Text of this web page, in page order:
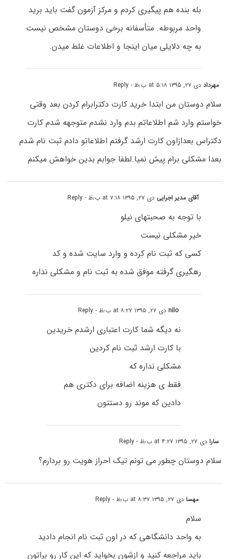
بله بنده هم پیگیری کردم و مرکز آزمون گفت باید برید
واحد مربوطه. متأسفانه برخی دوستان مشخص نیست
به چه دلایلی میان اینجا و اطلاعات غلط میدن.
مهرداددی ۲۷, ۱۳۹۵ at ۵:۱۸ ب٫ظ - Reply
سلام دوستان من ابتدا خرید کارت دکترابرام کردن بعد وقتی
خواستم وارد شم اطلاعاتم بدم وارد نشدم متوجهه شدم کارت
دکتراس بعدازاون کارت ارشد گرفتم اطلاعاتو دادم ثبت نام شدم
بعدا مشکلی برام پیش نمیا.لطفا جوابم بدین خواهش میکنم
آقای مدیر اجرایی دی ۲۷, ۱۳۹۵ at ۷:۱۸ ب٫ظ - Reply
با توجه به صحبتهای نیلو
خیر مشکلی نیست
کسی که ثبت نام کرده و وارد سایت شده و کد
رهگیری گرفته موفق شده به ثبت نام و مشکلی نداره
niloدی ۲۷, ۱۳۹۵ at ۸:۲۷ ب٫ظ - Reply
نه دیگه شما کارت اعتباری ارشدم خریدین
با کارت ارشد ثبت نام کردین
مشکلی نداره که
فقط ی هزینه اضافه برای دکتری هم
دادین که موند رو دستتون
سارادی ۲۷, ۱۳۹۵ at ۴:۲۷ ب٫ظ - Reply
سلام دوستان چطور می تونم تیک احراز هویت رو بردارم؟
مهسادی ۲۷, ۱۳۹۵ at ۸:۳۷ ب٫ظ - Reply
سلام
به واحد دانشگاهی که در اون ثبت نام انجام دادید
باید مراجعه کنید و ازشون بخواید که این کار رو براتون